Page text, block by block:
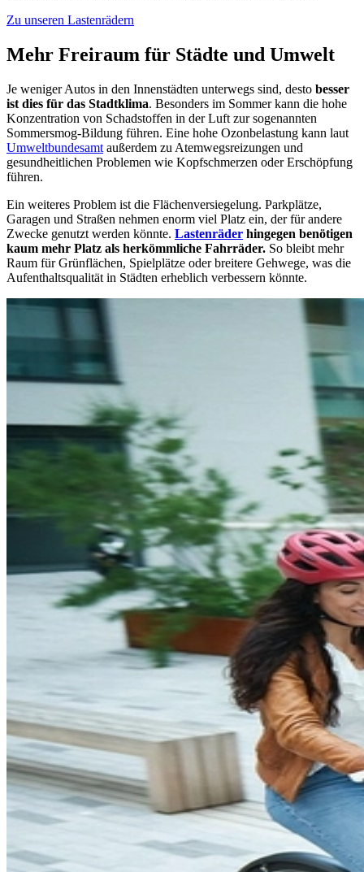
Zu unseren Lastenrädern
Mehr Freiraum für Städte und Umwelt
Je weniger Autos in den Innenstädten unterwegs sind, desto besser
ist dies für das Stadtklima. Besonders im Sommer kann die hohe
Konzentration von Schadstoffen in der Luft zur sogenannten
Sommersmog-Bildung führen. Eine hohe Ozonbelastung kann laut
Umweltbundesamt außerdem zu Atemwegsreizungen und
gesundheitlichen Problemen wie Kopfschmerzen oder Erschöpfung
führen.
Ein weiteres Problem ist die Flächenversiegelung. Parkplätze,
Garagen und Straßen nehmen enorm viel Platz ein, der für andere
Zwecke genutzt werden könnte. Lastenräder hingegen benötigen
kaum mehr Platz als herkömmliche Fahrräder. So bleibt mehr
Raum für Grünflächen, Spielplätze oder breitere Gehwege, was die
Aufenthaltsqualität in Städten erheblich verbessern könnte.